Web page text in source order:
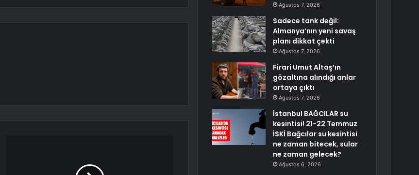
Ağustos 7, 2026
Sadece tank değil:
Almanya’nın yeni savaş
planı dikkat çekti
Ağustos 7, 2026
Firari Umut Altaş’ın
gözaltına alındığı anlar
ortaya çıktı
Ağustos 7, 2026
İstanbul BAĞCILAR su
kesintisi! 21-22 Temmuz
İSKİ Bağcılar su kesintisi
ne zaman bitecek, sular
ne zaman gelecek?
Ağustos 6, 2026